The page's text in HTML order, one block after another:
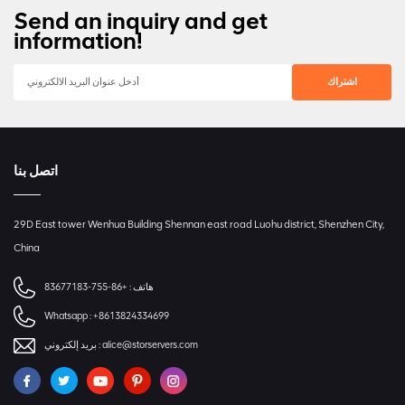
المستخدمين بتقييم واستشارة ما قبل البيع ، وإدارة عملية البيع ، والتثبيت ،
والنشر ، وخدمات صيانة ما بعد البيع. احصل على أقصى استفادة من نظام
الحوسبة لديك من خلال مشورة الخبراء ودعم ما بعد البيع من فريق الخبراء
Send an inquiry and get
information!
اتصل بنا
29D East tower Wenhua Building Shennan east road Luohu district, Shenzhen City,
China
هاتف : +86-755-83677183
Whatsapp :+8613824334699
بريد إلكتروني :alice@storservers.com